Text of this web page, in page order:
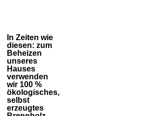
In Zeiten wie
diesen: zum
Beheizen
unseres
Hauses
verwenden
wir 100 %
ökologisches,
selbst
erzeugtes